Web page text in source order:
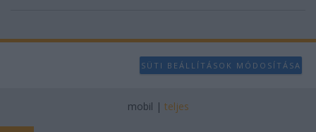
SÜTI BEÁLLÍTÁSOK MÓDOSÍTÁSA
mobil | teljes